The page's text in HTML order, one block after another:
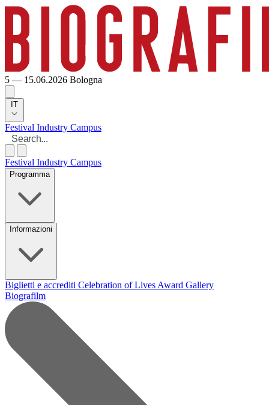
5 — 15.06.2026 Bologna
IT
Festival Industry Campus
Festival Industry Campus
Programma
Informazioni
Biglietti e accrediti Celebration of Lives Award Gallery
Biografilm